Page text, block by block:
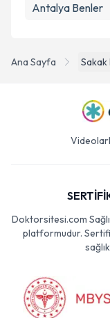
Ana Sayfa Sakak
Antalya Benler
Videolar
Doktorsitesi.com
platformudur.